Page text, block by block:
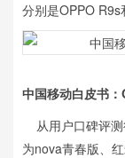
分别是OPPO R9s
中国移动白皮书
从用户口碑评测
为nova青春版、